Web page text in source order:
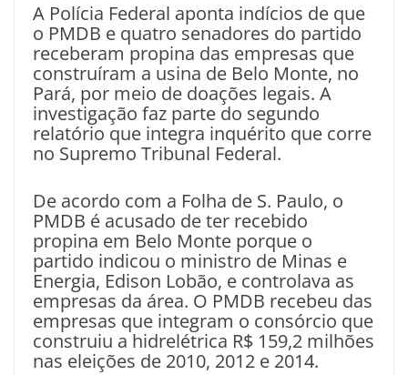
A Polícia Federal aponta indícios de que
o PMDB e quatro senadores do partido
receberam propina das empresas que
construíram a usina de Belo Monte, no
Pará, por meio de doações legais. A
investigação faz parte do segundo
relatório que integra inquérito que corre
no Supremo Tribunal Federal.
De acordo com a Folha de S. Paulo, o
PMDB é acusado de ter recebido
propina em Belo Monte porque o
partido indicou o ministro de Minas e
Energia, Edison Lobão, e controlava as
empresas da área. O PMDB recebeu das
empresas que integram o consórcio que
construiu a hidrelétrica R$ 159,2 milhões
nas eleições de 2010, 2012 e 2014.